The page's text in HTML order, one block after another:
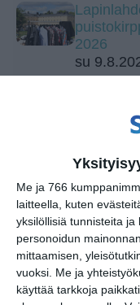
Me ja 766
laitteella, kuten
yksilöllisiä tunnisteita
personoidun
mittaamisen,
vuoksi. Me ja
käyttää tarkkoja
2026
su
Skatan
ti
Kaupunkitanssit
ke 12.8.2026 klo
Suuret
Helsingin
to